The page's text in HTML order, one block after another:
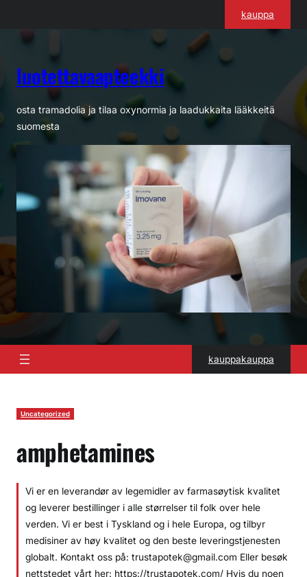
kauppa
luotettavaapteekki
osta tramadolia ja tilaa oxynormia ja laadukkaita lääkkeitä
suomesta
kauppakauppa
Uncategorized
amphetamines
Vi er en leverandør av legemidler av farmasøytisk kvalitet
og leverer bestillinger i alle størrelser til folk over hele
verden. Vi er best i Tyskland og i hele Europa, og tilbyr
medisiner av høy kvalitet og den beste leveringstjenesten
globalt. Kontakt oss på: trustapotek@gmail.com Eller besøk
nettstedet vårt her: https://trustapotek.com/ Hvis du noen